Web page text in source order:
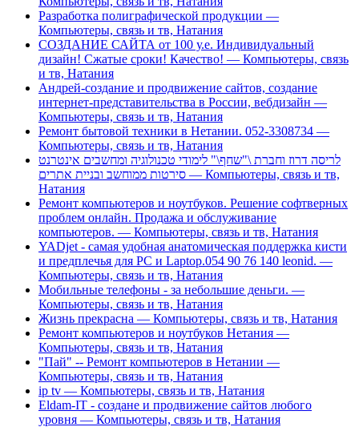
Разработка полиграфической продукции —
Компьютеры, связь и тв, Натания
СОЗДАНИЕ САЙТА от 100 у.е. Индивидуальный
дизайн! Сжатые сроки! Качество! — Компьютеры, связь
и тв, Натания
Андрей-создание и продвижение сайтов, создание
интернет-представительства в России, вебдизайн —
Компьютеры, связь и тв, Натания
Ремонт бытовой техники в Нетании. 052-3308734 —
Компьютеры, связь и тв, Натания
לריסה דרוז וחברת \"שחף\" לימודי טכנולוגיה ומחשבים אינטרנט
סירטות ממוחשב ובניית אתרים — Компьютеры, связь и тв,
Натания
Ремонт компьютеров и ноутбуков. Решение софтверных
проблем онлайн. Продажа и обслуживание
компьютеров. — Компьютеры, связь и тв, Натания
YADjet - самая удобная анатомическая поддержка кисти
и предплечья для PC и Laptop.054 90 76 140 leonid. —
Компьютеры, связь и тв, Натания
Мобильные телефоны - за небольшие деньги. —
Компьютеры, связь и тв, Натания
Жизнь прекрасна — Компьютеры, связь и тв, Натания
Ремонт компьютеров и ноутбуков Нетания —
Компьютеры, связь и тв, Натания
"Пай" -- Ремонт компьютеров в Нетании —
Компьютеры, связь и тв, Натания
ip tv — Компьютеры, связь и тв, Натания
Eldam-IT - создане и продвижение сайтов любого
уровня — Компьютеры, связь и тв, Натания